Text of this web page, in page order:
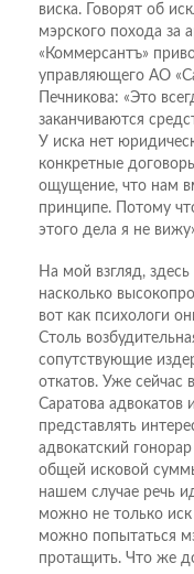
виска. Говорят об
мэрского похода за
«Коммерсантъ»
управляющего АО
Печникова: «Это
заканчиваются
У иска нет
конкретные
ощущение, что нам
принципе. Потому
этого дела я не
На мой взгляд,
насколько
вот как психологи
Столь
сопутствующие
откатов. Уже сейчас
Саратова адвокатов
представлять
адвокатский
общей исковой
нашем случае речь
можно не только
можно попытаться
протащить. Что же